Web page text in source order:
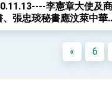
李憲章大使及
、張忠琰秘書應汶萊中華
邀請，參加該校幼兒園第
«
6